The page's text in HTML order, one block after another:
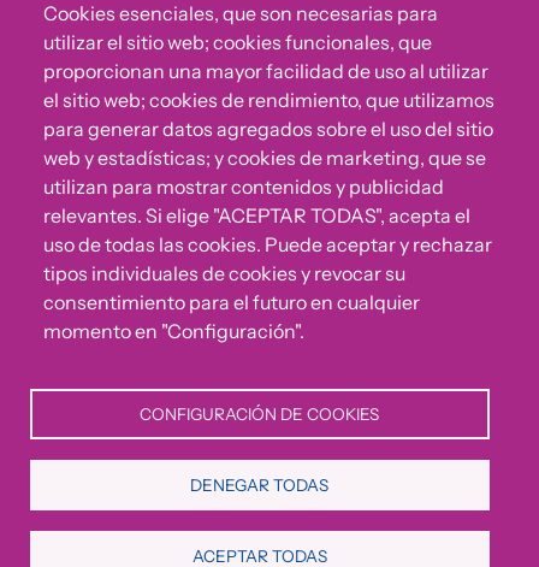
¿Algo no va bien?
Puedes reportar incumplimientos del Código Ético u
otras irregularidades que detectes en nuestra Fundación.
Canal de denuncias
Política de Privacidad Política de Cookies Aviso Legal
Cookies esenciales, que son necesarias para
utilizar el sitio web; cookies funcionales, que
proporcionan una mayor facilidad de uso al utilizar
el sitio web; cookies de rendimiento, que utilizamos
para generar datos agregados sobre el uso del sitio
web y estadísticas; y cookies de marketing, que se
utilizan para mostrar contenidos y publicidad
relevantes. Si elige "ACEPTAR TODAS", acepta el
uso de todas las cookies. Puede aceptar y rechazar
tipos individuales de cookies y revocar su
consentimiento para el futuro en cualquier
momento en "Configuración".
CONFIGURACIÓN DE COOKIES
DENEGAR TODAS
ACEPTAR TODAS